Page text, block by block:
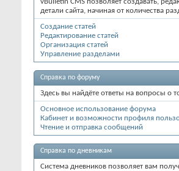
детали сайта, начиная от количества
Создание статей
Редактирование статей
Организация статей
Управление разделами
Справка по форуму
Здесь вы найдёте ответы на вопросы о
Основное использование форума
Кабинет и возможности профиля
Чтение и отправка сообщений
Справка по дневникам
Система дневников позволяет вам